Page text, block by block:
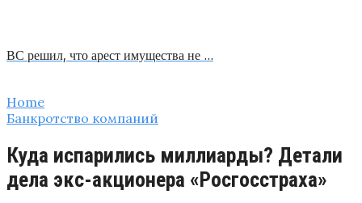
ВС решил, что арест имущества не …
Home
Банкротство компаний
Куда испарились миллиарды? Детали
дела экс-акционера «Росгосстраха»